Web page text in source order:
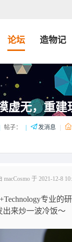
论坛 造物记
虚无，重建
帖子： 发消息
macCosmo 于 2021-12-8
专业
出来炒一波冷饭～